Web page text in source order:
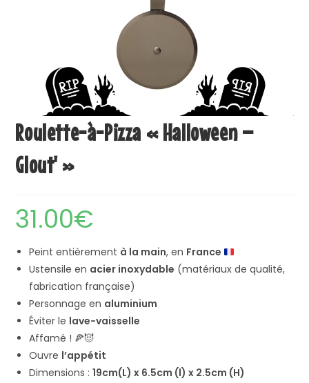
Roulette-à-Pizza « Halloween –
Glout' »
31.00€
Peint entièrement à la main, en France
Ustensile en acier inoxydable (matériaux de qualité,
fabrication française)
Personnage en aluminium
Éviter le lave-vaisselle
Affamé ! 🍕😈
Ouvre l’appétit
Dimensions :19cm(L) x 6.5cm (l) x 2.5cm (H)